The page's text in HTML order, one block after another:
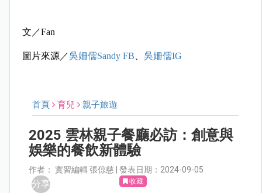
文／Fan
圖片來源／吳姍儒Sandy FB、 吳姍儒IG
首頁 育兒 親子旅遊
2025 雲林親子餐廳必訪：創意與
娛樂的餐飲新體驗
作者： 實習編輯 張倞慈 | 發表日期：2024-09-05
分享 收藏